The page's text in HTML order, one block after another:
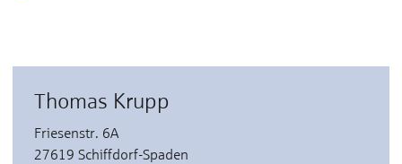
Thomas Krupp
Friesenstr. 6A
27619 Schiffdorf-Spaden